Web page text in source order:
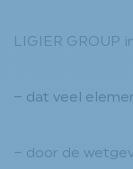
LIGIER GROUP
– dat veel
– door de